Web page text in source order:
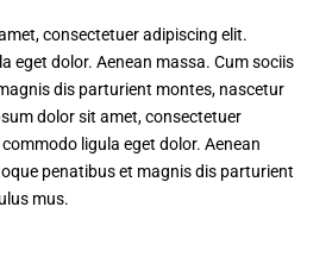
consectetuer adipiscing elit.
eget dolor. Aenean massa. Cum sociis
dis parturient montes, nascetur
dolor sit amet, consectetuer
ligula eget dolor. Aenean
penatibus et magnis dis parturient
mus.